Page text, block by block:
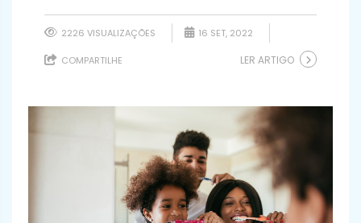
2226 VISUALIZAÇÕES 16 SET, 2022
COMPARTILHE LER ARTIGO